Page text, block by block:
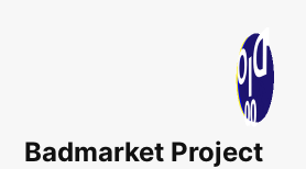
Badmarket Project